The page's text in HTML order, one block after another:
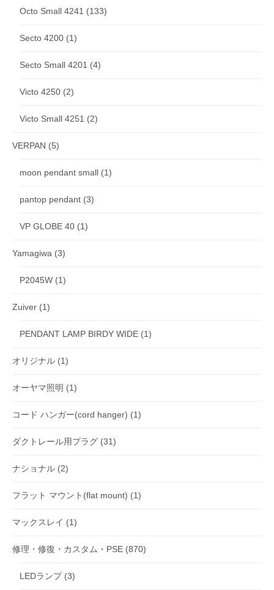
Octo Small 4241 (133)
Secto 4200 (1)
Secto Small 4201 (4)
Victo 4250 (2)
Victo Small 4251 (2)
VERPAN (5)
moon pendant small (1)
pantop pendant (3)
VP GLOBE 40 (1)
Yamagiwa (3)
P2045W (1)
Zuiver (1)
PENDANT LAMP BIRDY WIDE (1)
オリジナル (1)
オーヤマ照明 (1)
コード ハンガー(cord hanger) (1)
ダクトレール用プラグ (31)
ナショナル (2)
フラット マウント(flat mount) (1)
マックスレイ (1)
修理・修復・カスタム・PSE (870)
LEDランプ(3)